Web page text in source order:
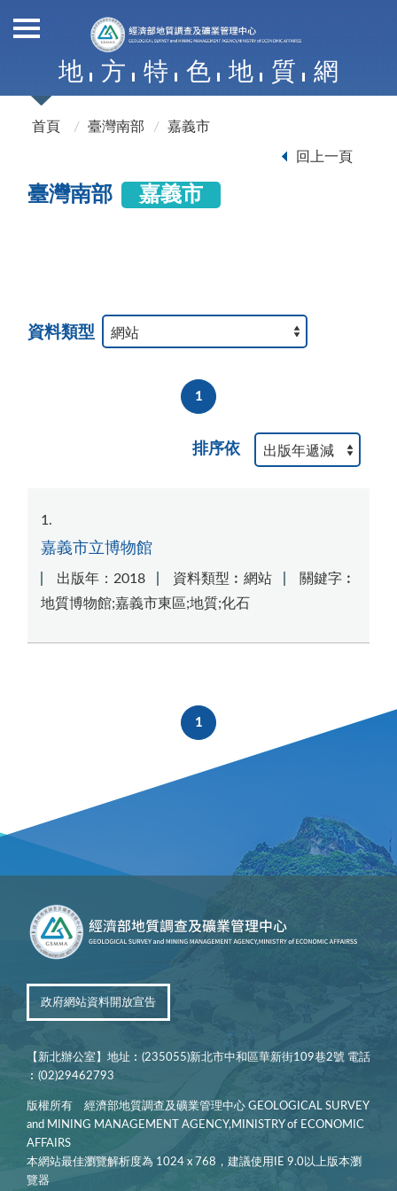
地 方 特 色 地 質 網
首頁 臺灣南部 嘉義市
回上一頁
臺灣南部 嘉義市
資料類型
1
排序依
1
嘉義市立博物館
出版年：2018 資料類型︰網站
關鍵字︰
地質博物館;嘉義市東區;地質;化石
1
政府網站資料開放宣告
【新北辦公室】地址︰(235055)新北市中和區華新街109巷2號 電話
︰(02)29462793
版權所有 經濟部地質調查及礦業管理中心 GEOLOGICAL SURVEY
and MINING MANAGEMENT AGENCY,MINISTRY of ECONOMIC
AFFAIRS
本網站最佳瀏覽解析度為 1024 x 768，建議使用IE 9.0以上版本瀏
覽器